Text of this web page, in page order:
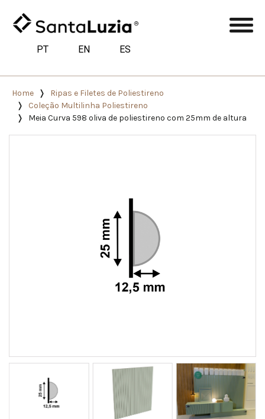
PT EN ES
Home
Ripas e Filetes de Poliestireno
Coleção Multilinha Poliestireno
Meia Curva 598 oliva de poliestireno com 25mm de altura